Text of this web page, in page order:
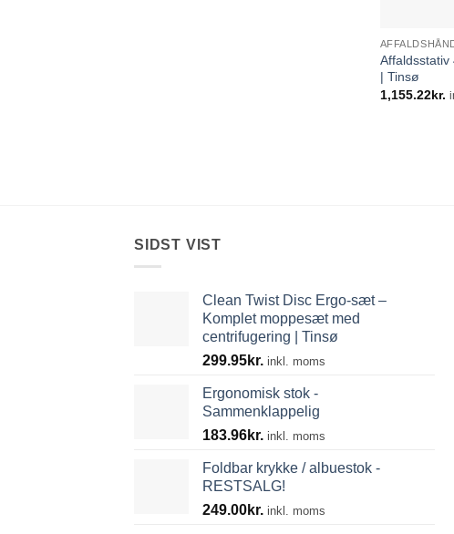
Affaldsstativ
| Tinsø
1,155.22kr.
SIDST VIST
Clean Twist Disc Ergo-sæt –
Komplet moppesæt med
centrifugering | Tinsø
299.95kr. inkl. moms
Ergonomisk stok -
Sammenklappelig
183.96kr. inkl. moms
Foldbar krykke / albuestok -
RESTSALG!
249.00kr. inkl. moms